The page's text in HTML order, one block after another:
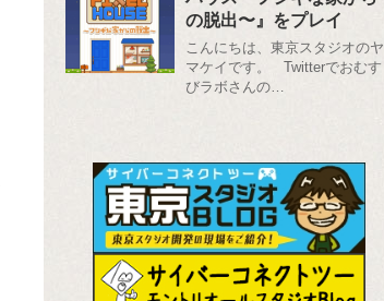
の脱出〜』をプレイ
こんにちは、東京スタジオのヤ
マケイです。 Twitterでおむす
びラボさんの…